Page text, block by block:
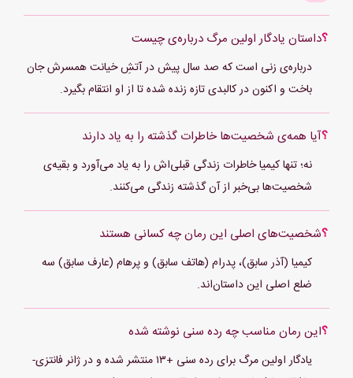
داستان یادگار اولین مرگ درباره‌ی چیست
درباره‌ی زنی است که صد سال پیش در آتشِ خیانت همسرش جان
باخت و اکنون در کالبدی تازه زنده شده تا از او انتقام بگیرد.
آیا همه‌ی شخصیت‌ها خاطرات گذشته را به یاد دارند
نه؛ تنها کیمیا خاطرات زندگی قبلی‌اش را به یاد می‌آورد و بقیه‌ی
شخصیت‌ها بی‌خبر از آن گذشته زندگی می‌کنند.
شخصیت‌های اصلی این رمان چه کسانی هستند
کیمیا (آذر سابق)، پدرام (هاتف سابق) و پرهام (عارف سابق) سه
ضلع اصلی این داستان‌اند.
این رمان مناسب چه رده سنی نوشته شده
یادگار اولین مرگ برای رده سنی +۱۳ منتشر شده و در ژانر فانتزی-